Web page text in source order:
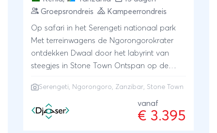
Groepsrondreis
Kampeerrondreis
Op safari in het Serengeti nationaal park
Met terreinwagens de Ngorongorokrater
ontdekken Dwaal door het labyrint van
steegjes in Stone Town Ontspan op de
Serengeti, Ngorongoro, Zanzibar, Stone Town
vanaf
€ 3.395